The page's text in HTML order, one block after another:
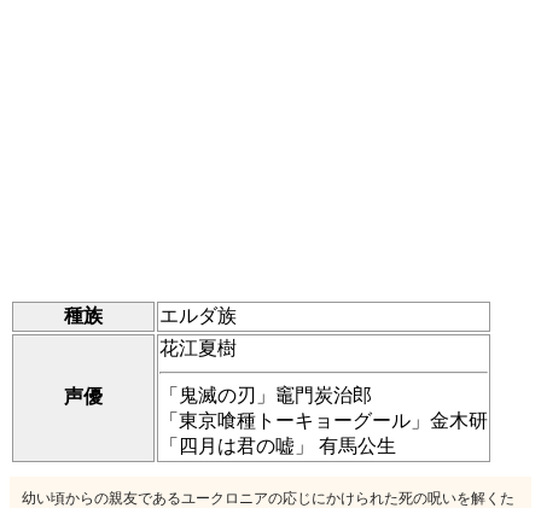
種族 エルダ族
声優
花江夏樹
「鬼滅の刃」竈門炭治郎
「東京喰種トーキョーグール」金木研
「四月は君の嘘」 有馬公生
幼い頃からの親友であるユークロニアの応じにかけられた死の呪いを解くた